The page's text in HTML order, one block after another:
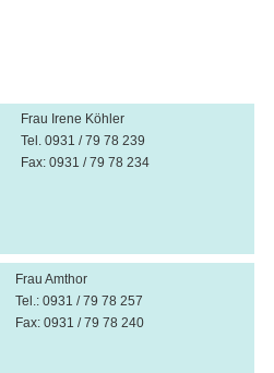
Frau Irene Köhler
Tel. 0931 / 79 78 239
Fax: 0931 / 79 78 234
Frau Amthor
Tel.: 0931 / 79 78 257
Fax: 0931 / 79 78 240